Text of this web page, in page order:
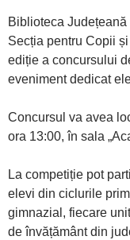
Biblioteca Județeană
Secția pentru Copii
ediție a concursului
eveniment dedicat
Concursul va avea
ora 13:00, în sala
La competiție pot
elevi din ciclurile
gimnazial, fiecare
de învățământ din